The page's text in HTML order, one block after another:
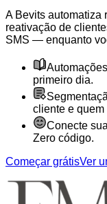
A Bevits automatiza
reativação de
SMS — enquanto
primeiro dia.
cliente e quem
Conecte
Zero código.
Começar grátisVer